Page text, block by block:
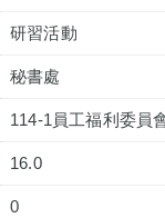
研習活動
秘書處
114-1員工福利委員
16.0
0